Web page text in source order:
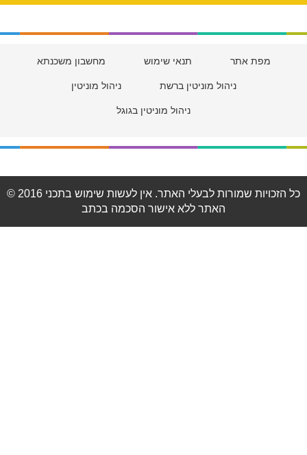
מפת אתר תנאי שימוש מחשבון משכנתא
ניהול מוניטין ברשת ניהול מוניטין
ניהול מוניטין בגוגל
© 2016 כל הזכויות שמורות לבעלי האתר. אין לעשות שימוש בתכני
האתר ללא אישור הסכמה בכתב